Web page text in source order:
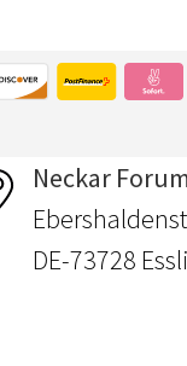
Neckar
DE-73728